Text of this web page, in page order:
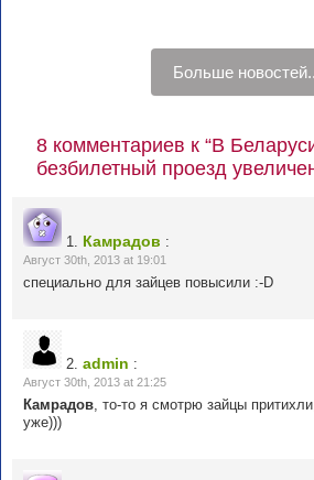
Больше
8 комментариев к “В
безбилетный проезд
1. Камрадов :
Август 30th, 2013 at 19:01
специально для зайцев повысили :-D
2. admin :
Август 30th, 2013 at 21:25
Камрадов, то-то я смотрю зайцы
уже)))